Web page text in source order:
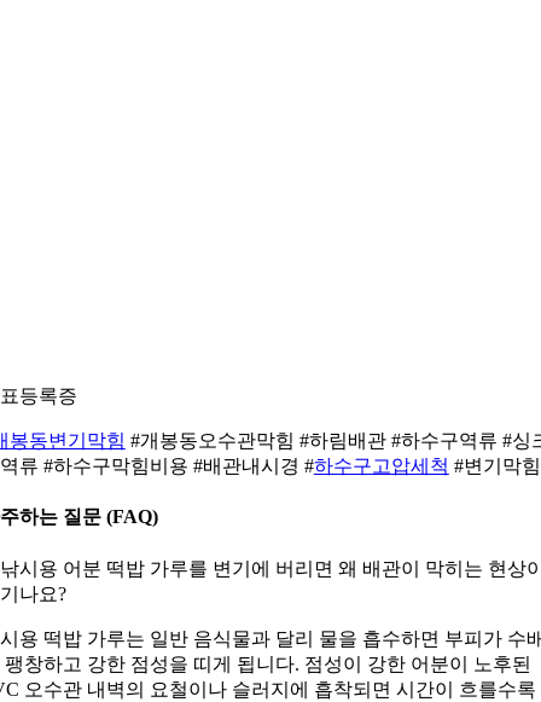
등록증
봉동변기막힘 #개봉동오수관막힘 #하림배관 #하수구역류 #싱
류 #하수구막힘비용 #배관내시경 #하수구고압세척 #변기막힘
하는 질문 (FAQ)
시용 어분 떡밥 가루를 변기에 버리면 왜 배관이 막히는 현상
나요?
용 떡밥 가루는 일반 음식물과 달리 물을 흡수하면 부피가 수
팽창하고 강한 점성을 띠게 됩니다. 점성이 강한 어분이 노후된
오수관 내벽의 요철이나 슬러지에 흡착되면 시간이 흐를수록